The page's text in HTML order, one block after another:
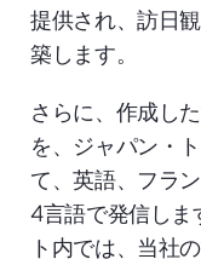
提供され、訪日
築します。
さらに、作成し
を、ジャパン・
て、英語、フラ
4言語で発信しま
ト内では、当社